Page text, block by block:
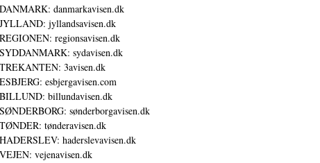
DANMARK: danmarkavisen.dk
JYLLAND: jyllandsavisen.dk
REGIONEN: regionsavisen.dk
SYDDANMARK: sydavisen.dk
TREKANTEN: 3avisen.dk
ESBJERG: esbjergavisen.com
BILLUND: billundavisen.dk
SØNDERBORG: sønderborgavisen.dk
TØNDER: tønderavisen.dk
HADERSLEV: haderslevavisen.dk
VEJEN: vejenavisen.dk